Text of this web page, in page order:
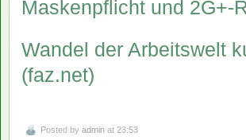
Maskenpflicht und 2G+-
Wandel der Arbeitswelt
(faz.net)
Posted by admin at 23:53